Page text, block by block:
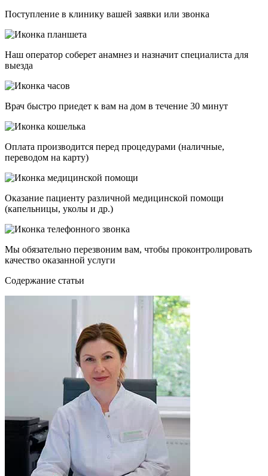
Поступление в клинику вашей заявки или звонка
Наш оператор соберет анамнез и назначит специалиста для
выезда
Врач быстро приедет к вам на дом в течение 30 минут
Оплата производится перед процедурами (наличные,
переводом на карту)
Оказание пациенту различной медицинской помощи
(капельницы, уколы и др.)
Мы обязательно перезвоним вам, чтобы проконтролировать
качество оказанной услуги
Cодержание статьи